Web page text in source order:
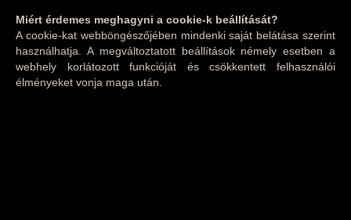
Miért érdemes meghagyni a cookie-k beállítását?
A cookie-kat webböngészőjében mindenki saját belátása szerint
használhatja. A megváltoztatott beállítások némely esetben a
webhely korlátozott funkcióját és csökkentett felhasználói
élményeket vonja maga után.